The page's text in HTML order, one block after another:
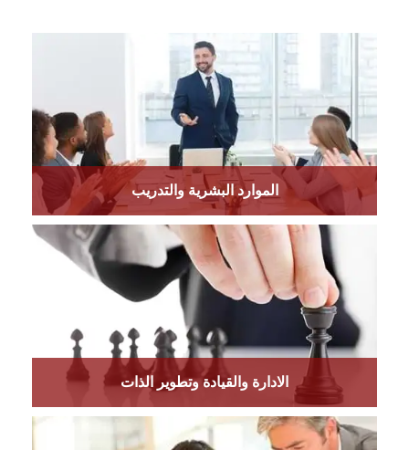
الموارد البشرية والتدريب
الادارة والقيادة وتطوير الذات